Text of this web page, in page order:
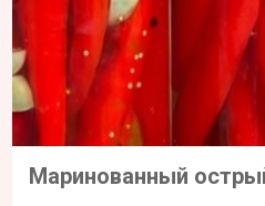
Маринованный